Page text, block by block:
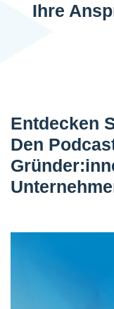
Ihre
Entdecken
Den